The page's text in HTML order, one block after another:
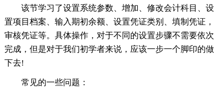
该节学习了设置系统参数、增加、修改会计科目、设
置项目档案、输入期初余额、设置凭证类别、填制凭证，
审核凭证等。具体操作，对于不同的设置步骤不需要依次
完成，但是对于我们初学者来说，应该一步一个脚印的做
下去!
常见的一些问题：